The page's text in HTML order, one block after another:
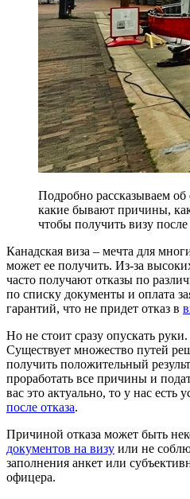
Подробно рассказываем об
какие бывают причины,
чтобы получить визу после
Канадская виза – мечта для
может ее получить. Из-за
часто получают отказы по
по списку документы и оплата
гарантий, что не придет отказ в
Но не стоит сразу опускать
Существует множество путей
получить положительный
проработать все причины и
вас это актуально, то у нас есть
после отказа.
Причиной отказа может быть
документов на визу или не
заполнения анкет или
офицера.